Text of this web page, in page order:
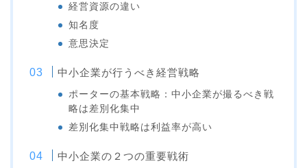
経営資源の違い
知名度
意思決定
中小企業が行うべき経営戦略
ポーターの基本戦略：中小企業が撮るべき戦
略は差別化集中
差別化集中戦略は利益率が高い
中小企業の２つの重要戦術